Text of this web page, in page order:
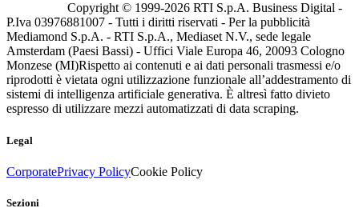
Copyright © 1999-2026 RTI S.p.A. Business Digital -
P.Iva 03976881007 - Tutti i diritti riservati - Per la pubblicità
Mediamond S.p.A. - RTI S.p.A., Mediaset N.V., sede legale
Amsterdam (Paesi Bassi) - Uffici Viale Europa 46, 20093 Cologno
Monzese (MI)Rispetto ai contenuti e ai dati personali trasmessi e/o
riprodotti è vietata ogni utilizzazione funzionale all’addestramento di
sistemi di intelligenza artificiale generativa. È altresì fatto divieto
espresso di utilizzare mezzi automatizzati di data scraping.
Legal
CorporatePrivacy PolicyCookie Policy
Sezioni